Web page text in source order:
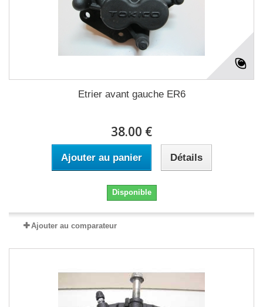
Etrier avant gauche ER6
38.00 €
Ajouter au panier Détails
Disponible
Ajouter au comparateur